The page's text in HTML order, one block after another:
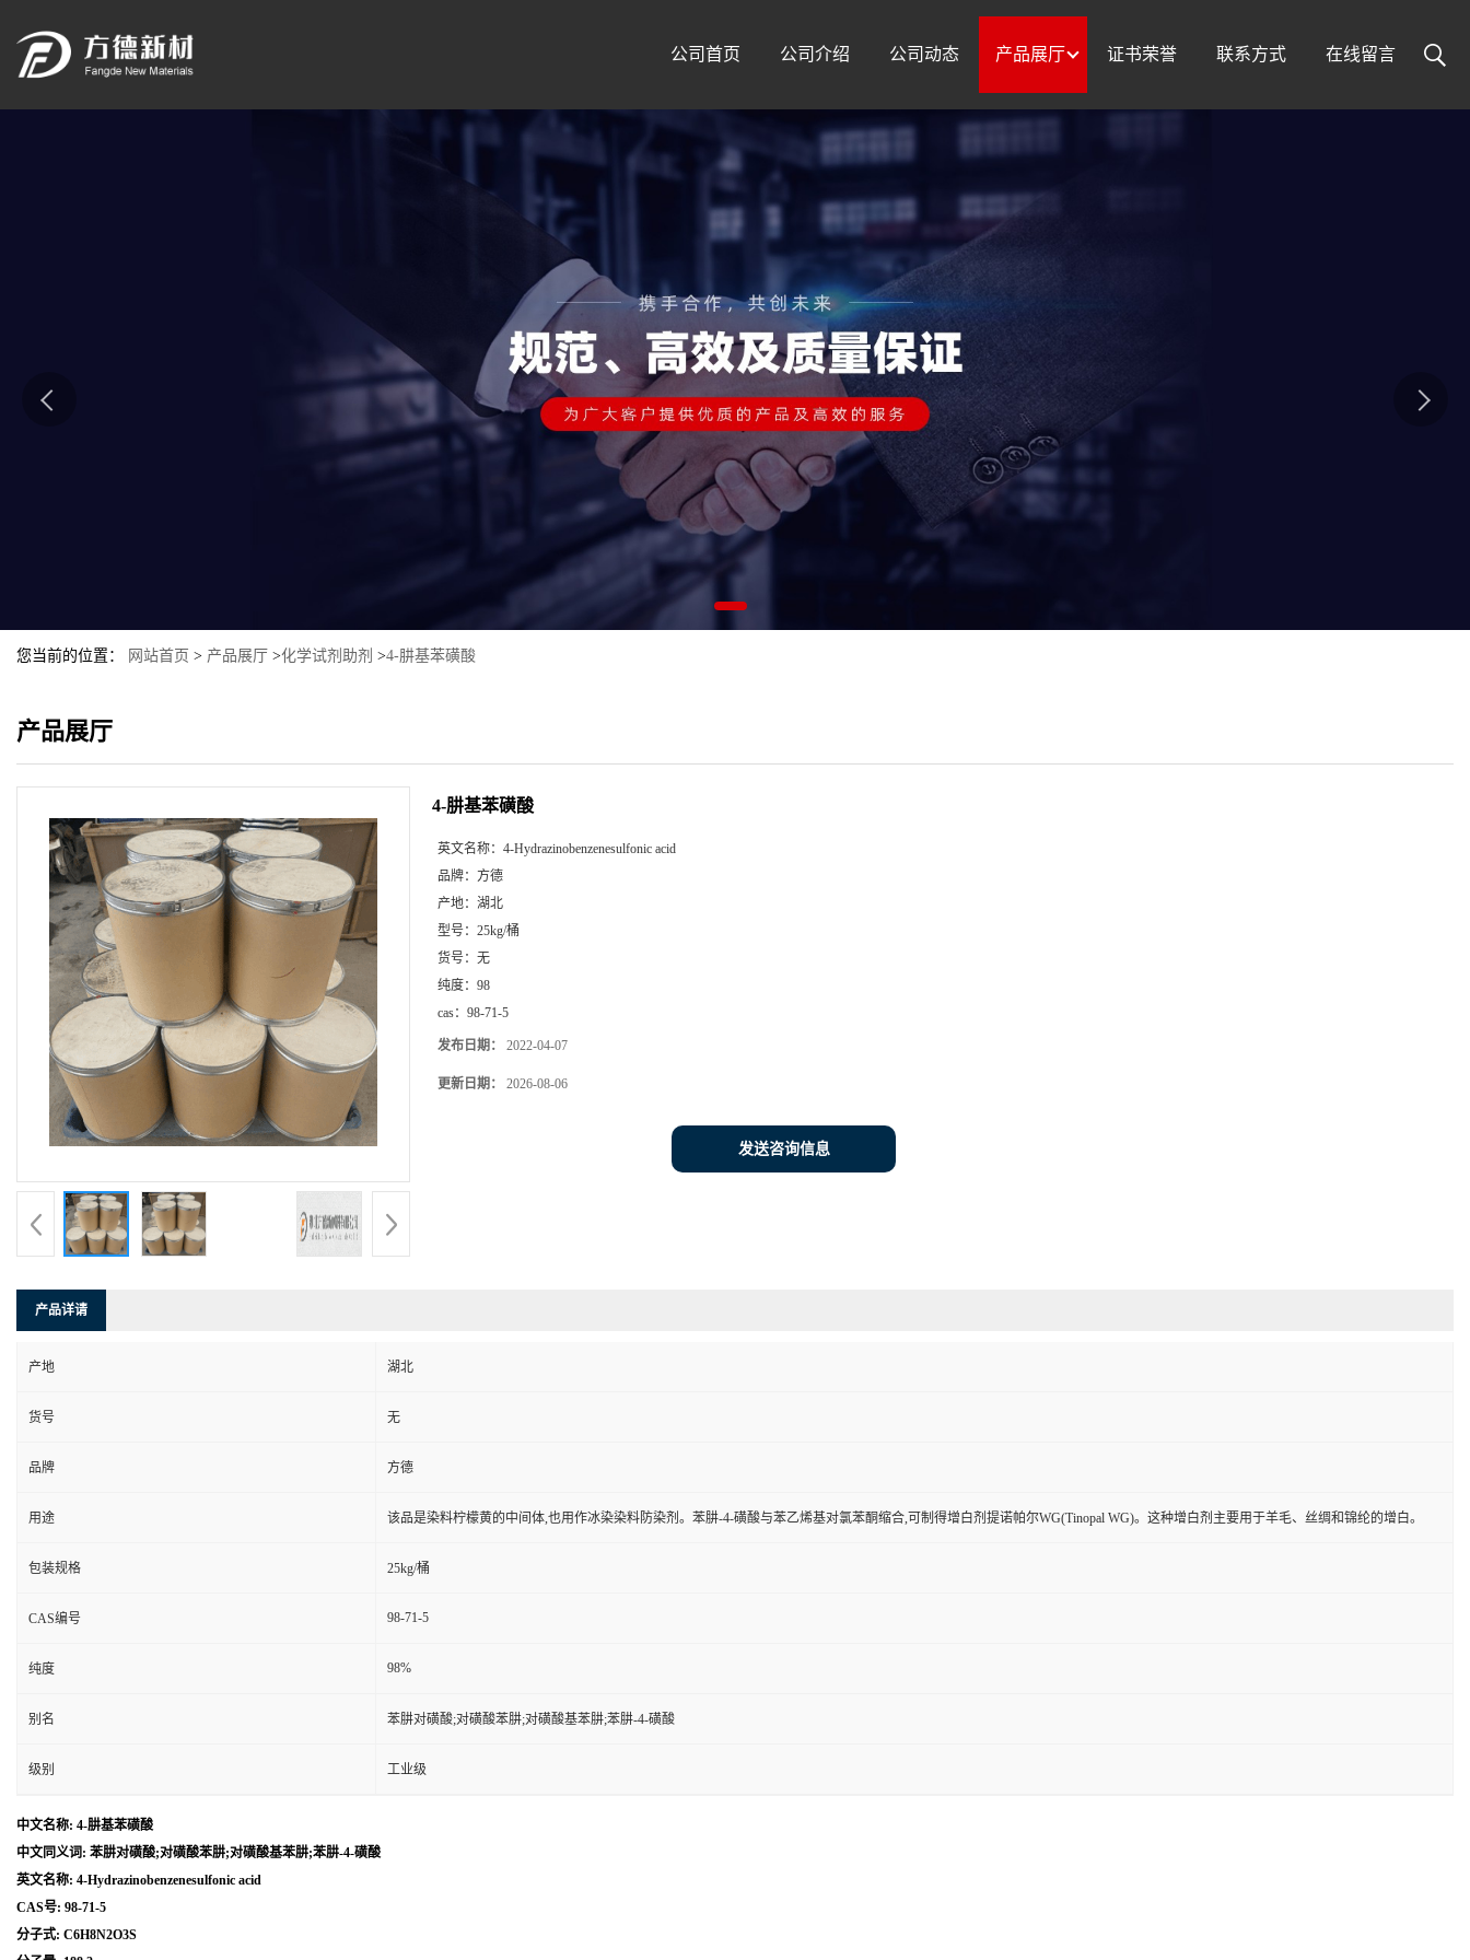
公司首页 公司介绍 公司动态 产品展厅 证书荣誉 联系方式 在线留言
您当前的位置： 网站首页 > 产品展厅 >化学试剂助剂 >4-肼基苯磺酸
产品展厅
4-肼基苯磺酸
英文名称： 4-Hydrazinobenzenesulfonic acid
品牌： 方德
产地： 湖北
型号： 25kg/桶
货号： 无
纯度： 98
cas： 98-71-5
发布日期： 2022-04-07
更新日期： 2026-08-06
发送咨询信息
产品详请
产地 湖北
货号 无
品牌 方德
用途 该品是染料柠檬黄的中间体,也用作冰染染料防染剂。苯肼-4-磺酸与苯乙烯基对氯苯酮缩合,可制得增白剂提诺帕尔WG(Tinopal WG)。这种增白剂主要用于羊毛、丝绸和锦纶的增白。
包装规格 25kg/桶
CAS编号 98-71-5
纯度 98%
别名 苯肼对磺酸;对磺酸苯肼;对磺酸基苯肼;苯肼-4-磺酸
级别 工业级
中文名称: 4-肼基苯磺酸
中文同义词: 苯肼对磺酸;对磺酸苯肼;对磺酸基苯肼;苯肼-4-磺酸
英文名称: 4-Hydrazinobenzenesulfonic acid
CAS号: 98-71-5
分子式: C6H8N2O3S